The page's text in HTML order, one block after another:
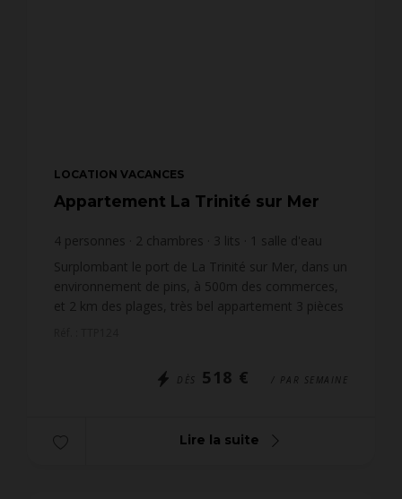
LOCATION VACANCES
Appartement La Trinité sur Mer
4 personnes 2 chambres 3 lits 1 salle d'eau
Surplombant le port de La Trinité sur Mer, dans un
environnement de pins, à 500m des commerces,
et 2 km des plages, très bel appartement 3 pièces
DÈS 518 € / PAR SEMAINE
Lire la suite